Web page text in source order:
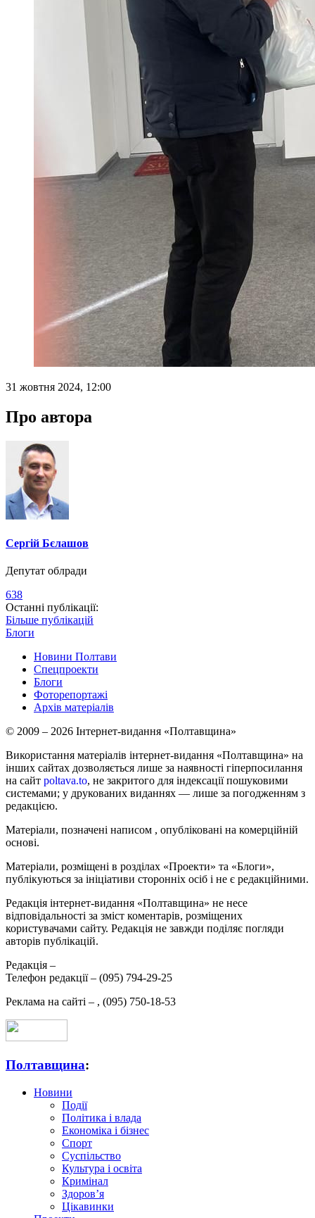
31 жовтня 2024, 12:00
Про автора
Сергій Бєлашов
Депутат облради
638
Останні публікації:
Більше публікацій
Блоги
Новини Полтави
Спецпроекти
Блоги
Фоторепортажі
Архів матеріалів
© 2009 – 2026 Інтернет-видання «Полтавщина»
Використання матеріалів інтернет-видання «Полтавщина» на
інших сайтах дозволяється лише за наявності гіперпосилання
на сайт poltava.to, не закритого для індексації пошуковими
системами; у друкованих виданнях — лише за погодженням з
редакцією.
Матеріали, позначені написом , опубліковані на комерційній
основі.
Матеріали, розміщені в розділах «Проекти» та «Блоги»,
публікуються за ініціативи сторонніх осіб і не є редакційними.
Редакція інтернет-видання «Полтавщина» не несе
відповідальності за зміст коментарів, розміщених
користувачами сайту. Редакція не завжди поділяє погляди
авторів публікацій.
Редакція –
Телефон редакції – (095) 794-29-25
Реклама на сайті – , (095) 750-18-53
Полтавщина:
Новини
Події
Політика і влада
Економіка і бізнес
Спорт
Суспільство
Культура і освіта
Кримінал
Здоров’я
Цікавинки